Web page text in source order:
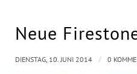
Neue
DIENSTAG, 10. JUNI 2014 / 0